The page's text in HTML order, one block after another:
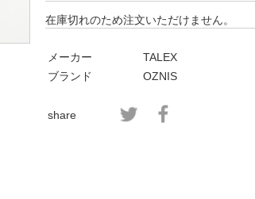
在庫切れのため注文いただけません。
メーカー
TALEX
ブランド
OZNIS
share